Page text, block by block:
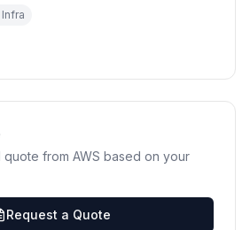
from AWS based on your
Request a Quote